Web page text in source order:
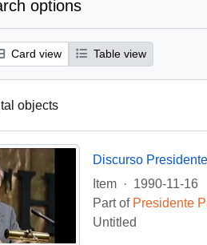
options
Card view Table view
objects
Discurso
Item
· 1990-11-16
Part of Presidente
Untitled